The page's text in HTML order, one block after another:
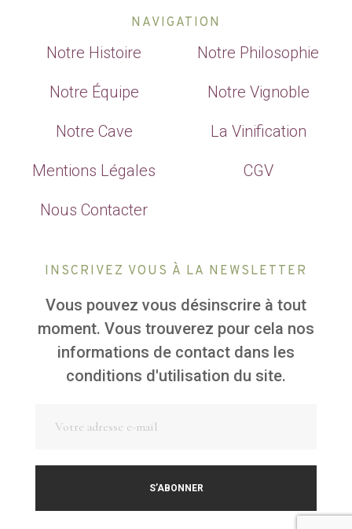
NAVIGATION
Notre Histoire Notre Philosophie
Notre Équipe Notre Vignoble
Notre Cave La Vinification
Mentions Légales CGV
Nous Contacter
INSCRIVEZ VOUS À LA NEWSLETTER
Vous pouvez vous désinscrire à tout
moment. Vous trouverez pour cela nos
informations de contact dans les
conditions d'utilisation du site.
S’ABONNER